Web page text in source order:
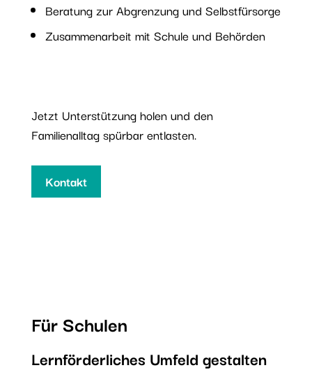
Beratung zur Abgrenzung und Selbstfürsorge
Zusammenarbeit mit Schule und Behörden
Jetzt Unterstützung holen und den
Familienalltag spürbar entlasten.
Kontakt
Für Schulen
Lernförderliches Umfeld gestalten